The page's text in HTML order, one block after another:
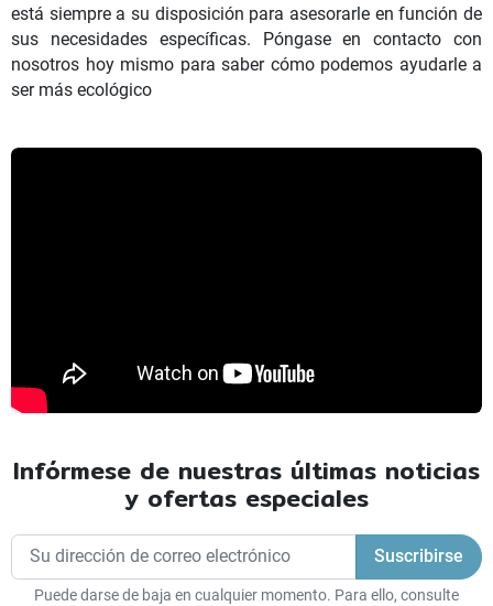
está siempre a su disposición para asesorarle en función de
sus necesidades específicas. Póngase en contacto con
nosotros hoy mismo para saber cómo podemos ayudarle a
ser más ecológico
Infórmese de nuestras últimas noticias
y ofertas especiales
Puede darse de baja en cualquier momento. Para ello, consulte